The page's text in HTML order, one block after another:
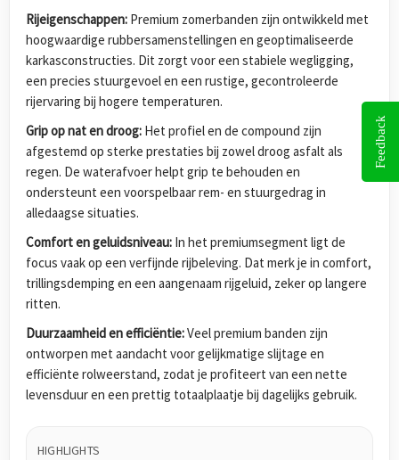
Rijeigenschappen: Premium zomerbanden zijn ontwikkeld met
hoogwaardige rubbersamenstellingen en geoptimaliseerde
karkasconstructies. Dit zorgt voor een stabiele wegligging,
een precies stuurgevoel en een rustige, gecontroleerde
rijervaring bij hogere temperaturen.
Grip op nat en droog: Het profiel en de compound zijn
afgestemd op sterke prestaties bij zowel droog asfalt als
regen. De waterafvoer helpt grip te behouden en
ondersteunt een voorspelbaar rem- en stuurgedrag in
alledaagse situaties.
Comfort en geluidsniveau: In het premiumsegment ligt de
focus vaak op een verfijnde rijbeleving. Dat merk je in comfort,
trillingsdemping en een aangenaam rijgeluid, zeker op langere
ritten.
Duurzaamheid en efficiëntie:Veel premium banden zijn
ontworpen met aandacht voor gelijkmatige slijtage en
efficiënte rolweerstand, zodat je profiteert van een nette
levensduur en een prettig totaalplaatje bij dagelijks gebruik.
HIGHLIGHTS
Feedback